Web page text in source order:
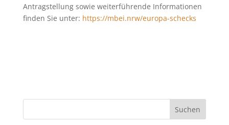
Antragstellung sowie weiterführende Informationen
finden Sie unter: https://mbei.nrw/europa-schecks
Suchen